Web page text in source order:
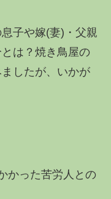
子や嫁(妻)・父親
は？焼き鳥屋の
したが、いかが
かった苦労人との